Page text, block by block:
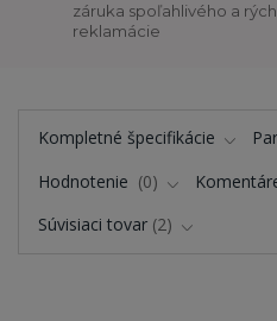
záruka spoľahlivého a
reklamácie
Kompletné špecifikácie
Hodnotenie
0
Súvisiaci tovar 2